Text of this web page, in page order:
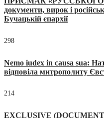
документи, вирок і
Бучацькій єпархії
298
Nemo iudex in causa sua:
відповіла митрополиту
214
EXCLUSIVE